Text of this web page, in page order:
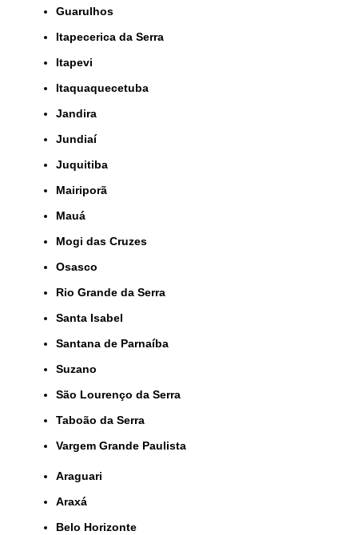
Guarulhos
Itapecerica da Serra
Itapevi
Itaquaquecetuba
Jandira
Jundiaí
Juquitiba
Mairiporã
Mauá
Mogi das Cruzes
Osasco
Rio Grande da Serra
Santa Isabel
Santana de Parnaíba
Suzano
São Lourenço da Serra
Taboão da Serra
Vargem Grande Paulista
Araguari
Araxá
Belo Horizonte